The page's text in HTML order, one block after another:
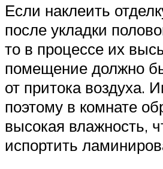
Если наклеить
после укладки
то в процессе их
помещение должно
от притока воздуха.
поэтому в комнате
высокая влажность,
испортить